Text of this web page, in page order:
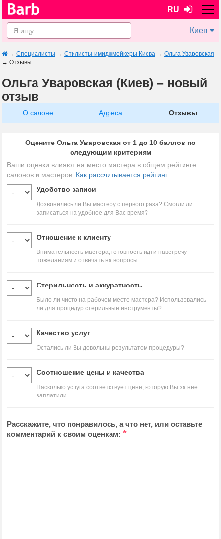
RU
Киев
→ Специалисты → Стилисты-имиджмейкеры Киева → Ольга Уваровская
→ Отзывы
Ольга Уваровская (Киев) – новый
отзыв
О салоне Адреса Отзывы
Оцените Ольга Уваровская от 1 до 10 баллов по
следующим критериям
Ваши оценки влияют на место мастера в общем рейтинге
салонов и мастеров. Как рассчитывается рейтинг
Удобство записи
Дозвонились ли Вы мастеру с первого раза? Смогли ли
записаться на удобное для Вас время?
Отношение к клиенту
Внимательность мастера, готовность идти навстречу
пожеланиям и отвечать на вопросы.
Стерильность и аккуратность
Было ли чисто на рабочем месте мастера? Использовались
ли для процедур стерильные инструменты?
Качество услуг
Остались ли Вы довольны результатом процедуры?
Соотношение цены и качества
Насколько услуга соответствует цене, которую Вы за нее
заплатили
Расскажите, что понравилось, а что нет, или оставьте
комментарий к своим оценкам: *